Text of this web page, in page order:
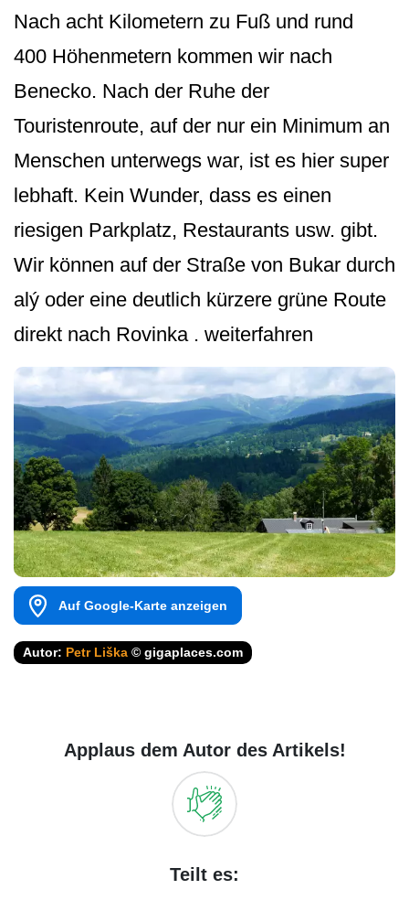
Nach acht Kilometern zu Fuß und rund
400 Höhenmetern kommen wir nach
Benecko. Nach der Ruhe der
Touristenroute, auf der nur ein Minimum an
Menschen unterwegs war, ist es hier super
lebhaft. Kein Wunder, dass es einen
riesigen Parkplatz, Restaurants usw. gibt.
Wir können auf der Straße von Bukar durch
alý oder eine deutlich kürzere grüne Route
direkt nach Rovinka . weiterfahren
Auf Google-Karte anzeigen
Autor: Petr Liška © gigaplaces.com
Applaus dem Autor des Artikels!
Teilt es: